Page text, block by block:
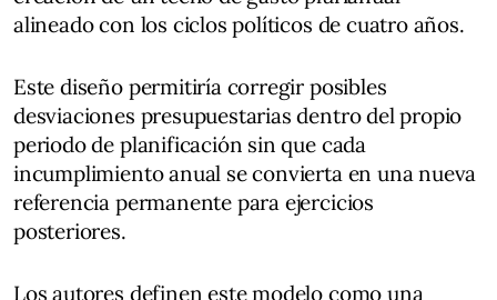
alineado con los ciclos políticos de cuatro años.
Este diseño permitiría corregir posibles
desviaciones presupuestarias dentro del propio
periodo de planificación sin que cada
incumplimiento anual se convierta en una nueva
referencia permanente para ejercicios
posteriores.
Los autores definen este modelo como una